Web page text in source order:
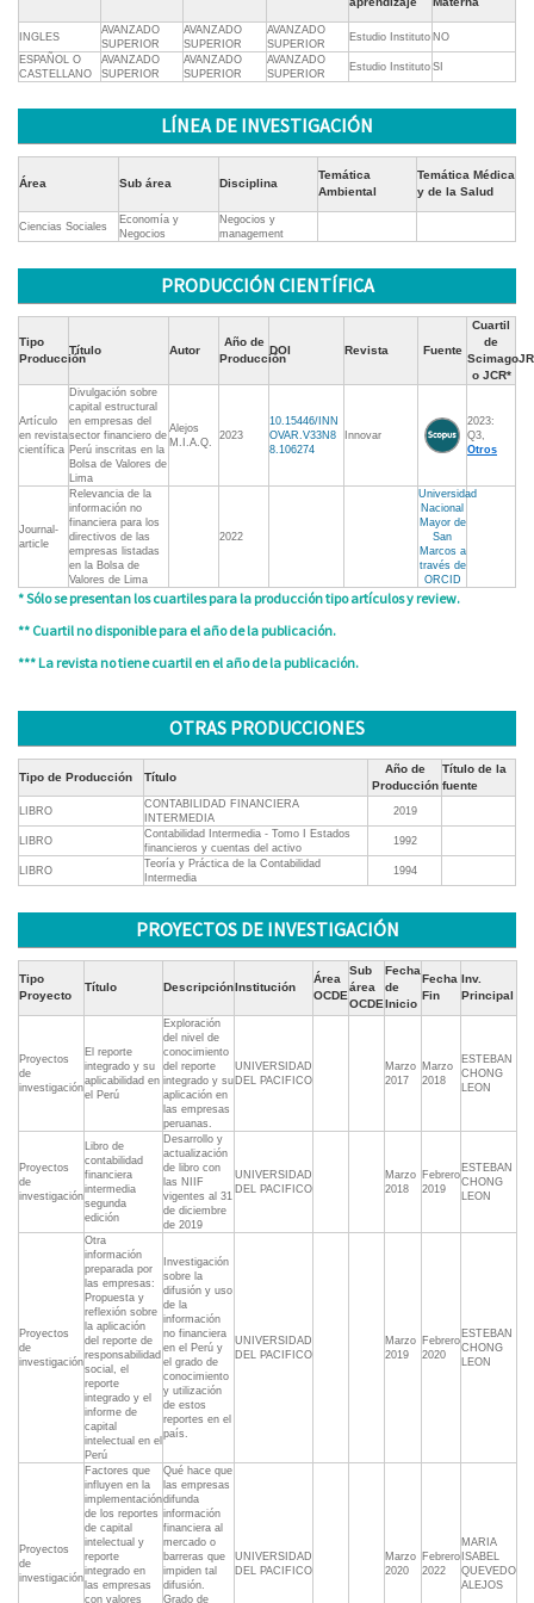
INGLES
AVANZADO
SUPERIOR
AVANZADO
SUPERIOR
AVANZADO
SUPERIOR
Estudio Instituto NO
ESPAÑOL O
CASTELLANO
AVANZADO
SUPERIOR
AVANZADO
SUPERIOR
AVANZADO
SUPERIOR
Estudio Instituto SI
LÍNEA DE INVESTIGACIÓN
Área Sub área Disciplina
Temática
Ambiental
Temática Médica
y de la Salud
Ciencias Sociales
Economía y
Negocios
Negocios y
management
PRODUCCIÓN CIENTÍFICA
Tipo
Producción
Título Autor
Año de
Producción
DOI Revista Fuente
Cuartil
de
ScimagoJR
o JCR*
Artículo
en revista
científica
Divulgación sobre
capital estructural
en empresas del
sector financiero de
Perú inscritas en la
Bolsa de Valores de
Lima
Alejos
M.I.A.Q.
2023
10.15446/INN
OVAR.V33N8
8.106274
Innovar
2023:
Q3,
Otros
Journal-
article
Relevancia de la
información no
financiera para los
directivos de las
empresas listadas
en la Bolsa de
Valores de Lima
2022
Universidad
Nacional
Mayor de
San
Marcos a
través de
ORCID
* Sólo se presentan los cuartiles para la producción tipo artículos y review.
** Cuartil no disponible para el año de la publicación.
*** La revista no tiene cuartil en el año de la publicación.
OTRAS PRODUCCIONES
Tipo de Producción Título
Año de
Producción
Título de la
fuente
LIBRO
CONTABILIDAD FINANCIERA
INTERMEDIA
2019
LIBRO
Contabilidad Intermedia - Tomo I Estados
financieros y cuentas del activo
1992
LIBRO
Teoría y Práctica de la Contabilidad
Intermedia
1994
PROYECTOS DE INVESTIGACIÓN
Tipo
Proyecto
Título DescripciónInstitución
Área
OCDE
Sub
área
OCDE
Fecha
de
Inicio
Fecha
Fin
Inv.
Principal
Proyectos
de
investigación
El reporte
integrado y su
aplicabilidad en
el Perú
Exploración
del nivel de
conocimiento
del reporte
integrado y su
aplicación en
las empresas
peruanas.
UNIVERSIDAD
DEL PACIFICO
Marzo
2017
Marzo
2018
ESTEBAN
CHONG
LEON
Proyectos
de
investigación
Libro de
contabilidad
financiera
intermedia
segunda
edición
Desarrollo y
actualización
de libro con
las NIIF
vigentes al 31
de diciembre
de 2019
UNIVERSIDAD
DEL PACIFICO
Marzo
2018
Febrero
2019
ESTEBAN
CHONG
LEON
Proyectos
de
investigación
Otra
información
preparada por
las empresas:
Propuesta y
reflexión sobre
la aplicación
del reporte de
responsabilidad
social, el
reporte
integrado y el
informe de
capital
intelectual en el
Perú
Investigación
sobre la
difusión y uso
de la
información
no financiera
en el Perú y
el grado de
conocimiento
y utilización
de estos
reportes en el
país.
UNIVERSIDAD
DEL PACIFICO
Marzo
2019
Febrero
2020
ESTEBAN
CHONG
LEON
Proyectos
de
investigación
Factores que
influyen en la
implementación
de los reportes
de capital
intelectual y
reporte
integrado en
las empresas
con valores
Qué hace que
las empresas
difunda
información
financiera al
mercado o
barreras que
impiden tal
difusión.
Grado de
UNIVERSIDAD
DEL PACIFICO
Marzo
2020
Febrero
2022
MARIA
ISABEL
QUEVEDO
ALEJOS